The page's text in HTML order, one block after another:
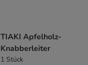
TIAKI Apfelholz-
Knabberleiter
1 Stück